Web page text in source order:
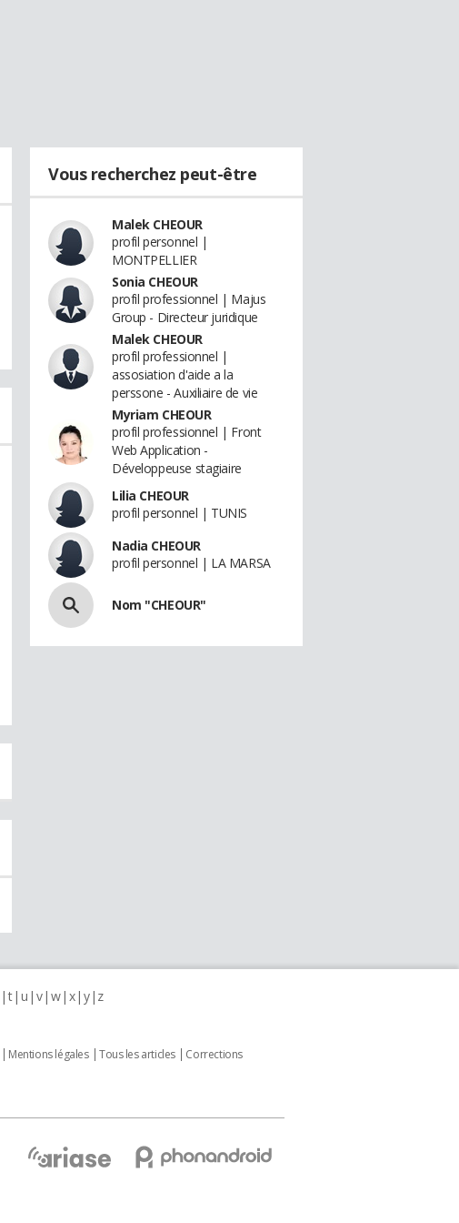
Vous recherchez peut-être
Malek CHEOUR
profil personnel |
MONTPELLIER
Sonia CHEOUR
profil professionnel | Majus
Group - Directeur juridique
Malek CHEOUR
profil professionnel |
assosiation d'aide a la
perssone - Auxiliaire de vie
Myriam CHEOUR
profil professionnel | Front
Web Application -
Développeuse stagiaire
Lilia CHEOUR
profil personnel | TUNIS
Nadia CHEOUR
profil personnel | LA MARSA
Nom "CHEOUR"
t u v w x y z
Mentions légales Tous les articles
Corrections